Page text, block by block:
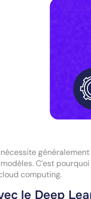
C’est
computing.
le Deep